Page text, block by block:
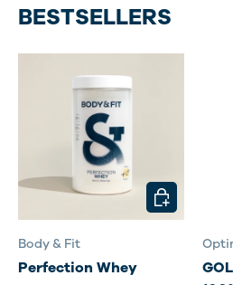
BESTSELLERS
Body & Fit
Perfection Whey
KIES